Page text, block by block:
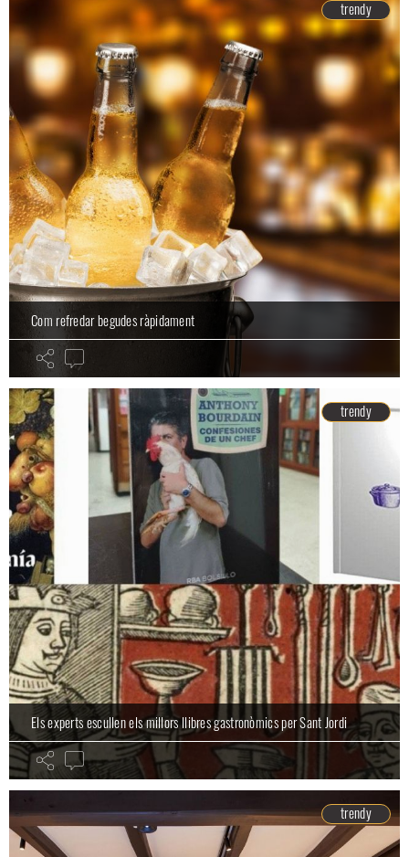
trendy
Com refredar begudes ràpidament
trendy
Els experts escullen els millors llibres gastronòmics per Sant Jordi
trendy